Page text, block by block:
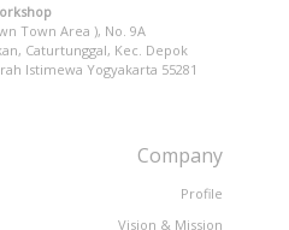
Town Area ), No. 9A
Caturtunggal, Kec. Depok
Istimewa Yogyakarta 55281
Company
Profile
Vision & Mission